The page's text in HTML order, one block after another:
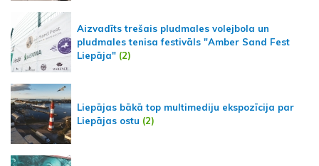
Aizvadīts trešais pludmales volejbola un
pludmales tenisa festivāls "Amber Sand Fest
Liepāja" (2)
Liepājas bākā top multimediju ekspozīcija par
Liepājas ostu (2)